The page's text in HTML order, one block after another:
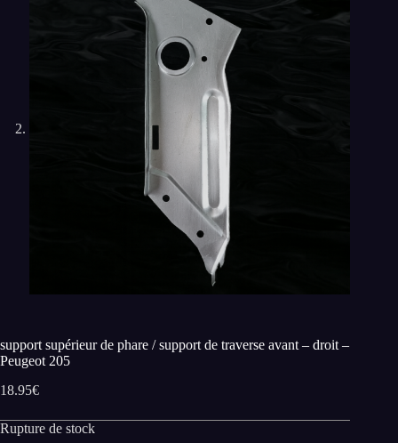
support supérieur de phare / support de traverse avant – droit –
Peugeot 205
18.95€
Rupture de stock